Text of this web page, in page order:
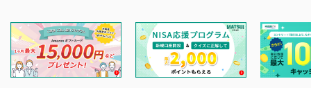
を目的として、各動画コンテンツに、評価およびコメントの
投稿ができます。利用者は以下の注意事項をご理解のうえ、
閲覧および投稿を行うものとしてください。
他の利用者が動画を視聴される際の参考になるコメントをお
待ちしております。